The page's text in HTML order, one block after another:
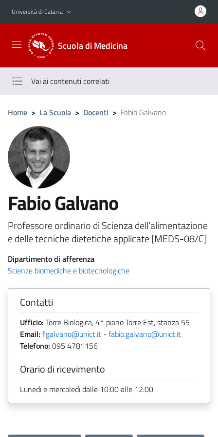
Vai al contenuto principale
Vai al menu di navigazione
Università di Catania
Scuola di Medicina
Vai ai contenuti correlati
Home > La Scuola > Docenti > Fabio Galvano
Fabio Galvano
Professore ordinario di Scienza dell’alimentazione
e delle tecniche dietetiche applicate [MEDS-08/C]
Dipartimento di afferenza
Scienze biomediche e biotecnologiche
Contatti
Ufficio: Torre Biologica, 4° piano Torre Est, stanza 55
Email: f.galvano@unict.it - fabio.galvano@unict.it
Telefono: 095 4781156
Orario di ricevimento
Lunedì e mercoledì dalle 10:00 alle 12:00